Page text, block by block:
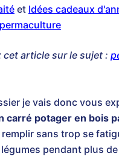
et Idées cadeaux
cet article sur le sujet :
je vais donc vous
carré potager en bois
sans trop se
pendant plus